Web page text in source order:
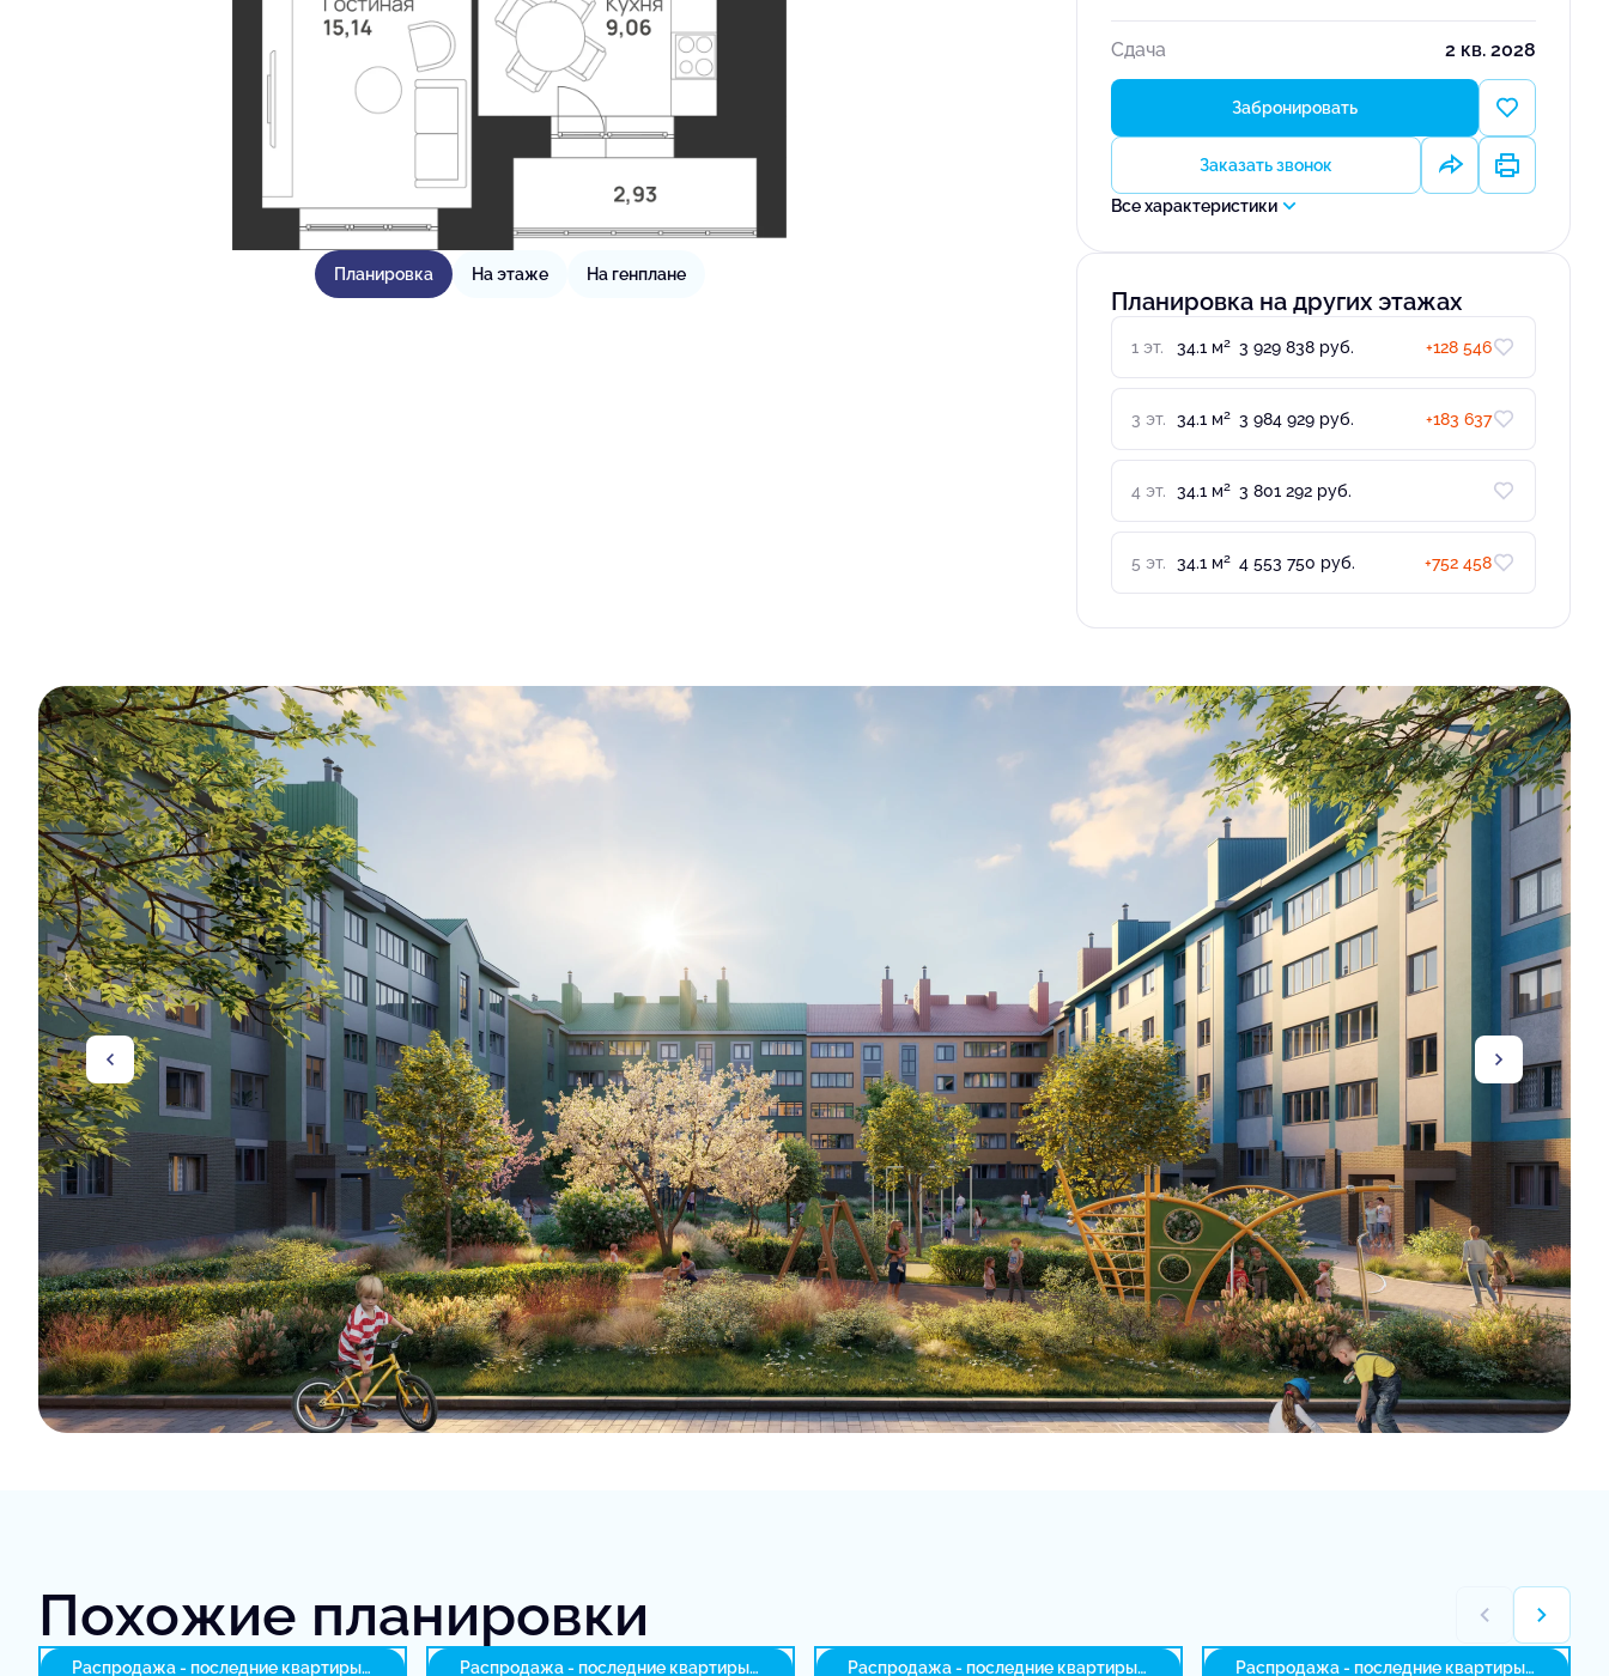
Планировка На этаже На генплане
Сдача 2 кв. 2028
Забронировать
Заказать звонок
Все характеристики
Планировка на других этажах
1 эт. 34.1 м2 3 929 838 руб. +128 546
3 эт. 34.1 м2 3 984 929 руб. +183 637
4 эт. 34.1 м2 3 801 292 руб.
5 эт. 34.1 м2 4 553 750 руб. +752 458
Похожие планировки
Распродажа - последние квартиры
Распродажа - последние квартиры
Распродажа - последние квартиры
Распродажа - последние квартиры